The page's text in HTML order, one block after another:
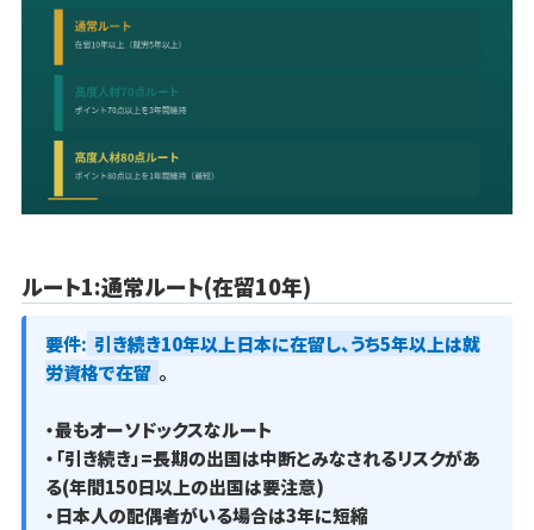
ルート1:通常ルート(在留10年)
要件: 引き続き10年以上日本に在留し、うち5年以上は就
労資格で在留 。
・最もオーソドックスなルート
・「引き続き」=長期の出国は中断とみなされるリスクがあ
る(年間150日以上の出国は要注意)
・日本人の配偶者がいる場合は3年に短縮